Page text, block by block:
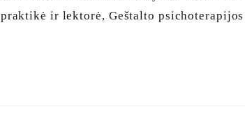
ir lektorė, Geštalto psichoterapijos